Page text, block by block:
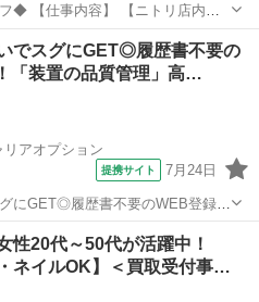
内で
舗での接客や品出し、 季節に合わ
他
でスグにGET◎履歴書不要の
「装置の品質管理」高…
アオプション
提携サイト 7月24日
にGET◎履歴書不要のWEB登録
円！新横浜周辺！20代～40代の
性20代～50代が活躍中！
ネイルOK】＜買取受付事…